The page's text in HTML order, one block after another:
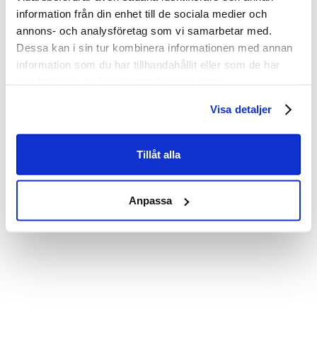
information från din enhet till de sociala medier och
annons- och analysföretag som vi samarbetar med.
Dessa kan i sin tur kombinera informationen med annan
information som du har tillhandahållit eller som de har
Visa detaljer
Tillåt alla
Anpassa
Paketet kan inte bokas